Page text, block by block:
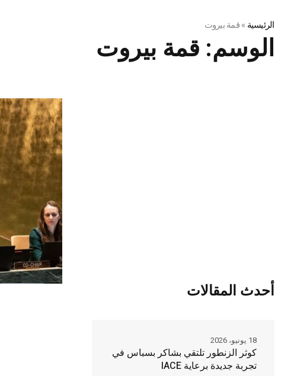
الرئيسية »قمة بيروت
الوسم: قمة بيروت
أحدث المقالات
كوثر الزنطور تلتقي بشاكر بسباس في
تجربة جديدة برعاية IACE
18 يونيو، 2026